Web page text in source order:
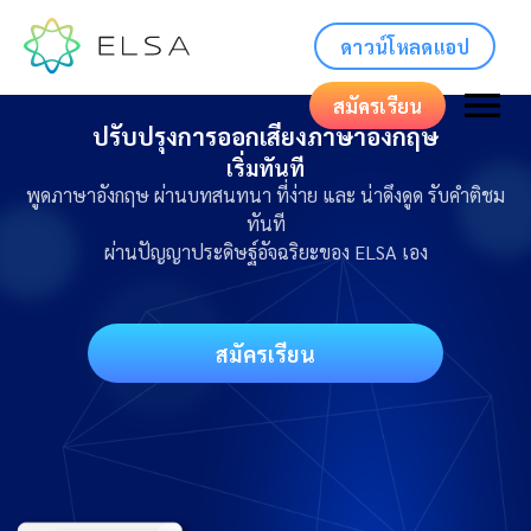
ดาวน์โหลดแอป
สมัครเรียน
ปรับปรุงการออกเสียงภาษาอังกฤษ
เริ่มทันที
พูดภาษาอังกฤษ ผ่านบทสนทนา ที่ง่าย และ น่าดึงดูด รับคำติชม
ทันที
ผ่านปัญญาประดิษฐ์อัจฉริยะของ ELSA เอง
สมัครเรียน